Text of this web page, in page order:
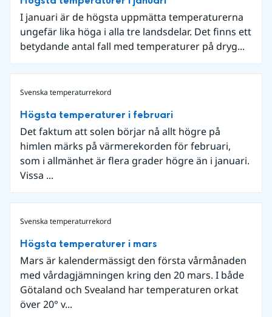
I januari är de högsta uppmätta temperaturerna
ungefär lika höga i alla tre landsdelar. Det finns ett
betydande antal fall med temperaturer på dryg...
Svenska temperaturrekord
Högsta temperaturer i februari
Det faktum att solen börjar nå allt högre på
himlen märks på värmerekorden för februari,
som i allmänhet är flera grader högre än i januari.
Vissa ...
Svenska temperaturrekord
Högsta temperaturer i mars
Mars är kalendermässigt den första vårmånaden
med vårdagjämningen kring den 20 mars. I både
Götaland och Svealand har temperaturen orkat
över 20° v...